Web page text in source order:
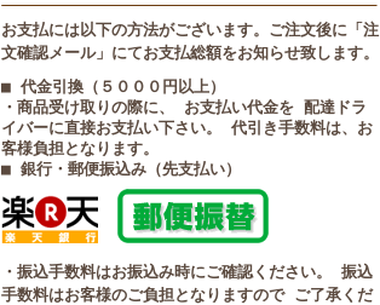
お支払には以下の方法がございます。ご注文後に「注
文確認メール」にてお支払総額をお知らせ致します。
■ 代金引換（５０００円以上）
・商品受け取りの際に、 お支払い代金を 配達ドラ
イバーに直接お支払い下さい。 代引き手数料は、お
客様負担となります。
■ 銀行・郵便振込み（先支払い）
・振込手数料はお振込み時にご確認ください。 振込
手数料はお客様のご負担となりますので ご了承くだ